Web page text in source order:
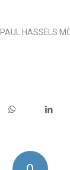
PAUL HASSELS